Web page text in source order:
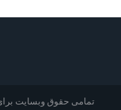
تمامی حقوق وبسایت